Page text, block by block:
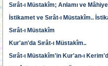
Sırât-ı Müstakîm; Anlamı ve
İstikamet ve Sırât-ı Müstakîm..
Sırât-ı Müstakîm
Kur'an'da Sırât-ı Müstakîm..
Sırât-ı Müstakîm'in Kur'an-ı